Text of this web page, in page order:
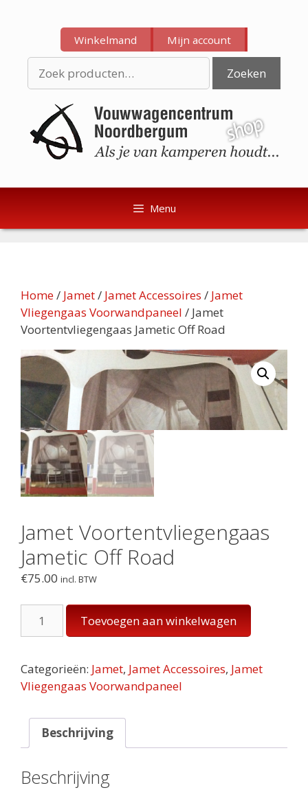
inhoud
inhoud
Winkelmand Mijn account
naar:
Zoeken
Menu
Home/ Jamet/ Jamet Accessoires / Jamet
Vliegengaas Voorwandpaneel / Jamet
Voortentvliegengaas Jametic Off Road
Jamet Voortentvliegengaas
Jametic Off Road
€75.00 incl. BTW
Voortentvliegengaas
Off
Road
aantal
Toevoegen aan winkelwagen
Categorieën: Jamet, Jamet Accessoires, Jamet
Vliegengaas Voorwandpaneel
Beschrijving
Beschrijving